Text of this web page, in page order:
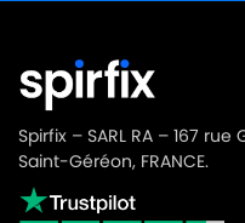
Spirfix – SARL RA – 167
Saint-Géréon, FRANCE.